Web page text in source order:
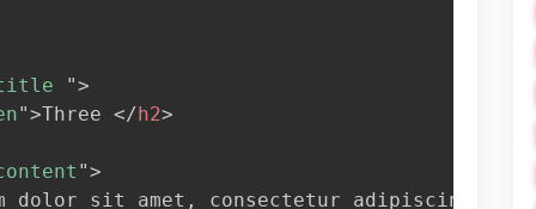
title ">
">Three </ h2>
">
dolor sit amet, consectetur adipiscing